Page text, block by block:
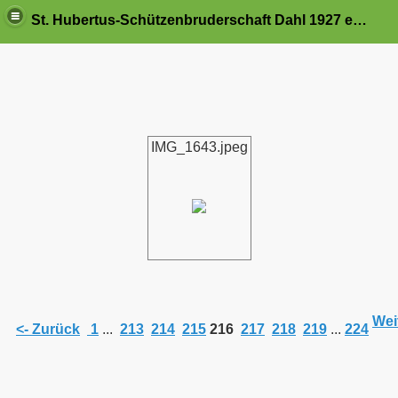
St. Hubertus-Schützenbruderschaft Dahl 1927 e.V.
IMG_1643.jpeg
<- Zurück 1 ... 213 214 215 216 217 218 219 ... 224